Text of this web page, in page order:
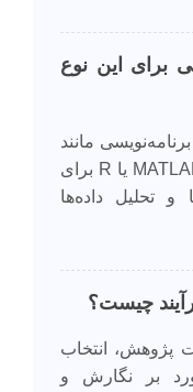
برای این نوع
مانند
Python (با کتابخانه‌های علمی)، MATLAB یا R برای
و تحلیل داده‌ها
پژوهش، انتخاب
بر نگارش و